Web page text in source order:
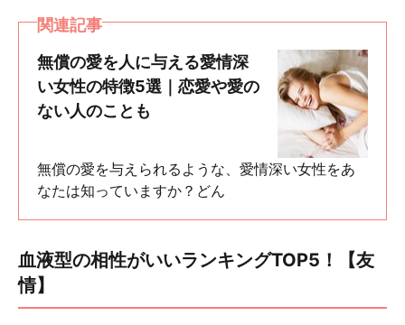
関連記事
無償の愛を人に与える愛情深
い女性の特徴5選｜恋愛や愛の
ない人のことも
無償の愛を与えられるような、愛情深い女性をあ
なたは知っていますか？どん
血液型の相性がいいランキングTOP5！【友
情】